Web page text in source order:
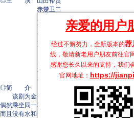
亲爱的用户
经过不懈努力，全新版本的荐
线，敬请新老用户朋友前往官
感谢您长久以来的支持，我们
官网地址： https://
赤楚卫二
上白石萌歌
井之胁海
古川琴音
藤原丈一郎
日向亘
片冈凛
杉本哲太
松雪泰子
◎简 介
该剧为金子ありさ编剧的原创作品。开往市中
偶然乘坐同一辆电车的互不相识的乘客们突然被
而且没有水和食物的极限状况下努力生活，想要